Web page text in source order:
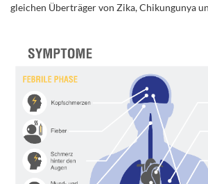
gleichen Überträger von Zika, Chikungunya